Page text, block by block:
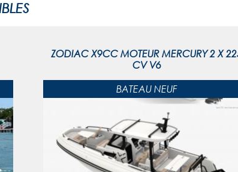
ZODIAC X9CC MOTEUR MERCURY 2 X
CV V6
BATEAU NEUF